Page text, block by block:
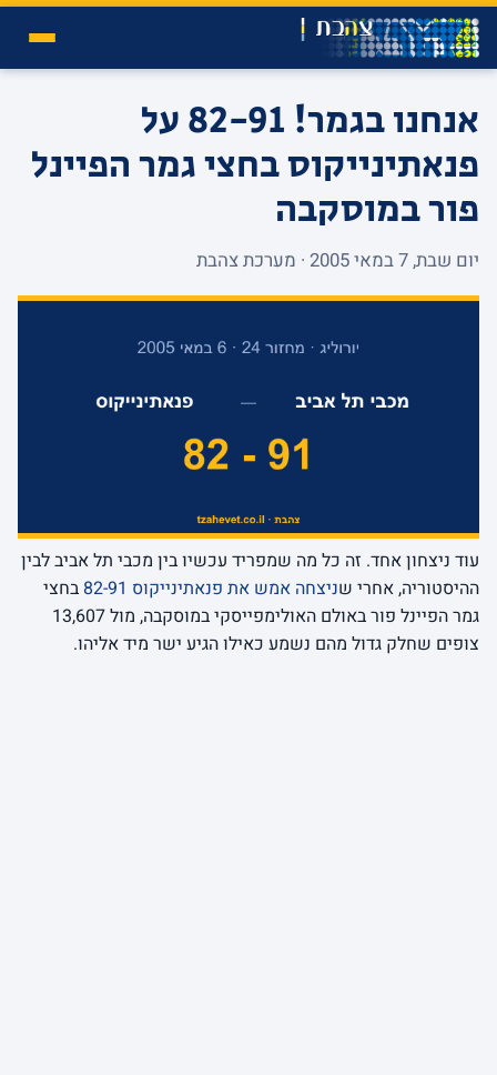
אנחנו בגמר! 82-91 על
פנאתינייקוס בחצי גמר הפיינל
פור במוסקבה
יום שבת, 7 במאי 2005 · מערכת צהבת
עוד ניצחון אחד. זה כל מה שמפריד עכשיו בין מכבי תל אביב לבין
ההיסטוריה, אחרי שניצחה אמש את פנאתינייקוס 82-91
בחצי
גמר הפיינל פור באולם האולימפייסקי במוסקבה, מול 13,607
צופים שחלק גדול מהם נשמע כאילו הגיע ישר מיד אליהו.